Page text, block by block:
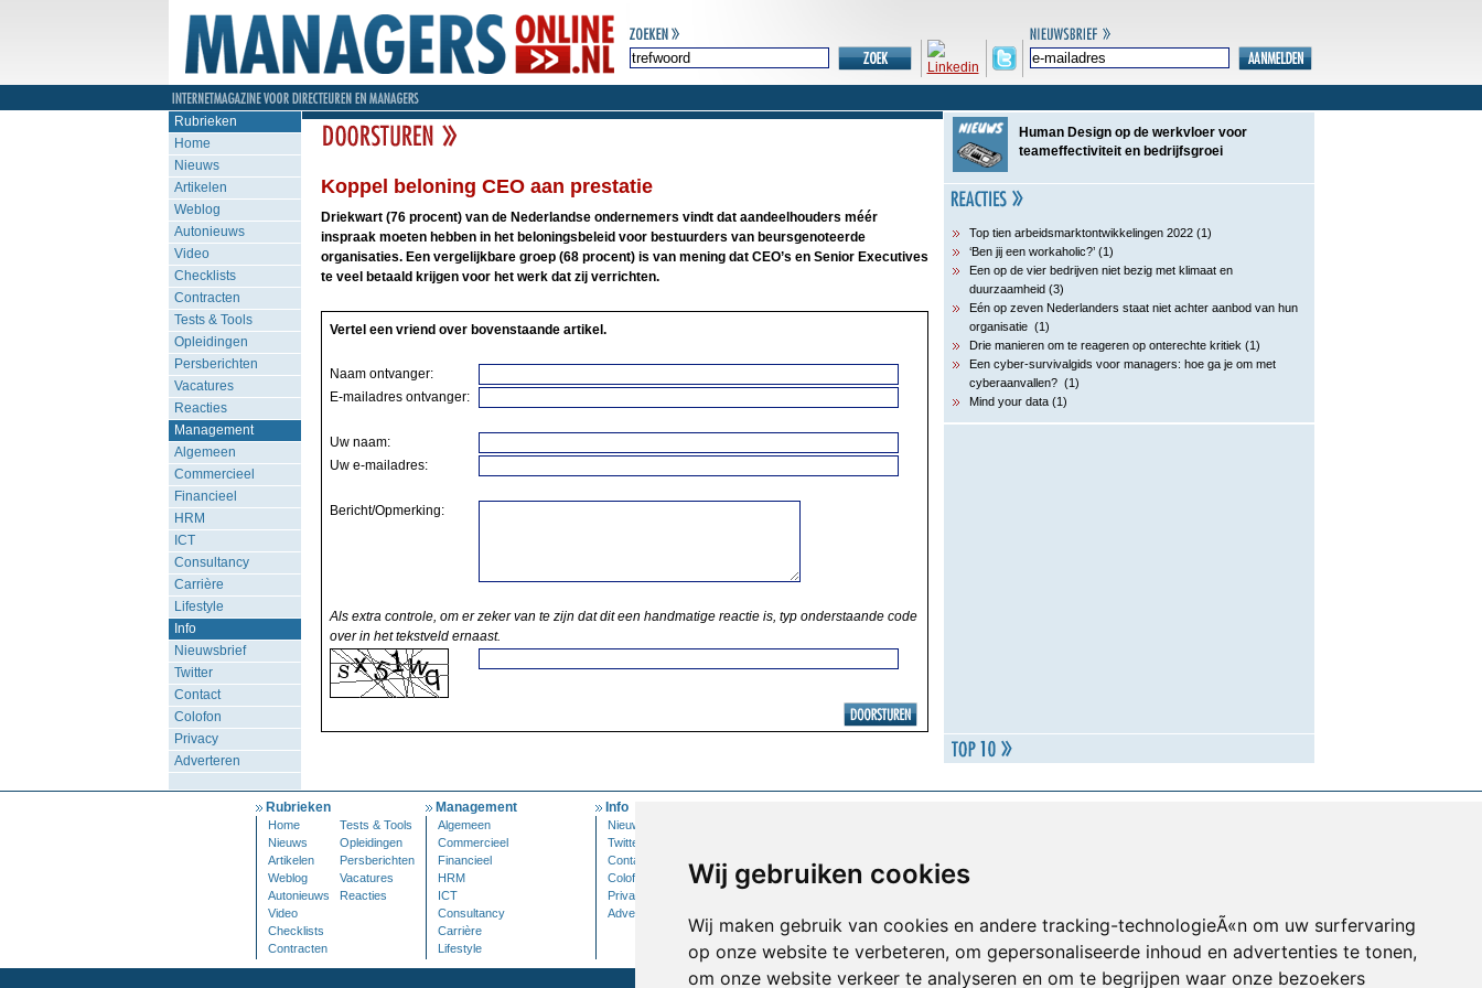
Wij gebruiken cookies
Wij maken gebruik van cookies en andere tracking-technologieÃ«n om uw surfervaring
op onze website te verbeteren, om gepersonaliseerde inhoud en advertenties te tonen,
om onze website verkeer te analyseren en om te begrijpen waar onze bezoekers
Rubrieken
Home
Nieuws
Artikelen
Weblog
Autonieuws
Video
Checklists
Contracten
Tests & Tools
Opleidingen
Persberichten
Vacatures
Reacties
Management
Algemeen
Commercieel
Financieel
HRM
ICT
Consultancy
Carrière
Lifestyle
Info
Nieuwsbrief
Twitter
Contact
Colofon
Privacy
Adverteren
Koppel beloning CEO aan prestatie
Driekwart (76 procent) van de Nederlandse ondernemers vindt dat aandeelhouders méér
inspraak moeten hebben in het beloningsbeleid voor bestuurders van beursgenoteerde
organisaties. Een vergelijkbare groep (68 procent) is van mening dat CEO’s en Senior Executives
te veel betaald krijgen voor het werk dat zij verrichten.
Vertel een vriend over bovenstaande artikel.
Naam ontvanger:
E-mailadres ontvanger:
Uw naam:
Uw e-mailadres:
Bericht/Opmerking:
Als extra controle, om er zeker van te zijn dat dit een handmatige reactie is, typ onderstaande code
over in het tekstveld ernaast.
Human Design op de werkvloer voor
teameffectiviteit en bedrijfsgroei
Top tien arbeidsmarktontwikkelingen 2022 (1)
‘Ben jij een workaholic?’ (1)
Een op de vier bedrijven niet bezig met klimaat en
duurzaamheid (3)
Eén op zeven Nederlanders staat niet achter aanbod van hun
organisatie (1)
Drie manieren om te reageren op onterechte kritiek (1)
Een cyber-survivalgids voor managers: hoe ga je om met
cyberaanvallen? (1)
Mind your data (1)
Rubrieken
Home
Tests & Tools
Nieuws
Opleidingen
Artikelen
Persberichten
Weblog
Vacatures
Autonieuws
Reacties
Video
Checklists
Contracten
Management
Algemeen
Commercieel
Financieel
HRM
ICT
Consultancy
Carrière
Lifestyle
Info
Nieuwsbrief
Twitter
Contact
Colofon
Privacy
Adverteren